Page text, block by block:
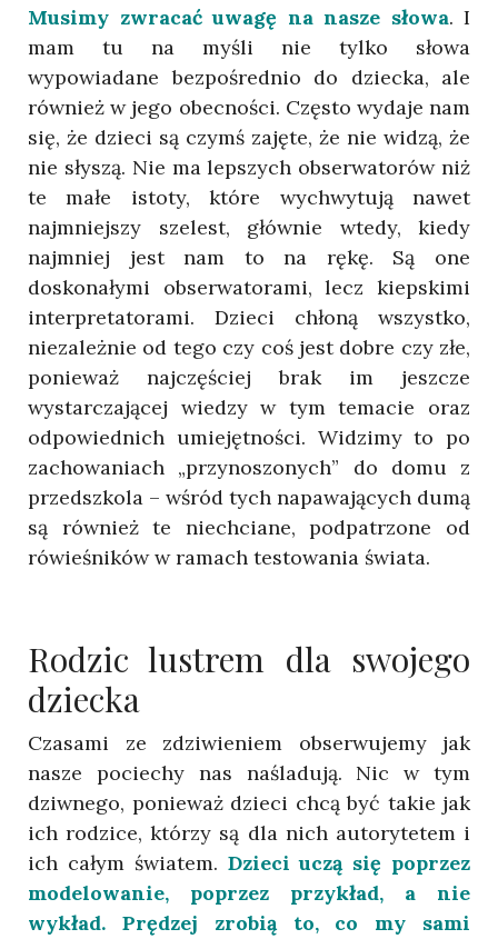
Musimy zwracać uwagę na nasze słowa. I
mam tu na myśli nie tylko słowa
wypowiadane bezpośrednio do dziecka, ale
również w jego obecności. Często wydaje nam
się, że dzieci są czymś zajęte, że nie widzą, że
nie słyszą. Nie ma lepszych obserwatorów niż
te małe istoty, które wychwytują nawet
najmniejszy szelest, głównie wtedy, kiedy
najmniej jest nam to na rękę. Są one
doskonałymi obserwatorami, lecz kiepskimi
interpretatorami. Dzieci chłoną wszystko,
niezależnie od tego czy coś jest dobre czy złe,
ponieważ najczęściej brak im jeszcze
wystarczającej wiedzy w tym temacie oraz
odpowiednich umiejętności. Widzimy to po
zachowaniach „przynoszonych” do domu z
przedszkola – wśród tych napawających dumą
są również te niechciane, podpatrzone od
rówieśników w ramach testowania świata.
Rodzic lustrem dla swojego
dziecka
Czasami ze zdziwieniem obserwujemy jak
nasze pociechy nas naśladują. Nic w tym
dziwnego, ponieważ dzieci chcą być takie jak
ich rodzice, którzy są dla nich autorytetem i
ich całym światem. Dzieci uczą się poprzez
modelowanie, poprzez przykład, a nie
wykład.
Prędzej zrobią to, co my sami